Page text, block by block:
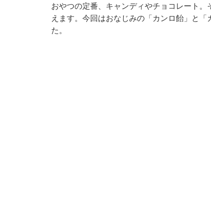
おやつの定番、キャンディやチョコレート
えます。今回はおなじみの「カンロ飴」と
た。